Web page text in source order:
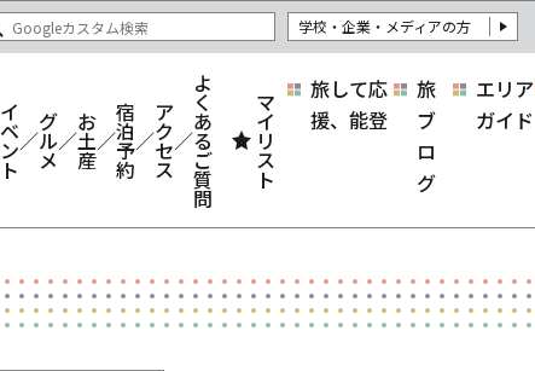
学校・企業・メディアの方
イ
ベ
ン
ト
グ
ル
メ
お
土
産
宿
泊
予
約
ア
ク
セ
ス
よ
く
あ
る
ご
質
問
マ
イ
リ
ス
ト
旅して応
援、能登
旅
ブ
ロ
グ
エリア
ガイド